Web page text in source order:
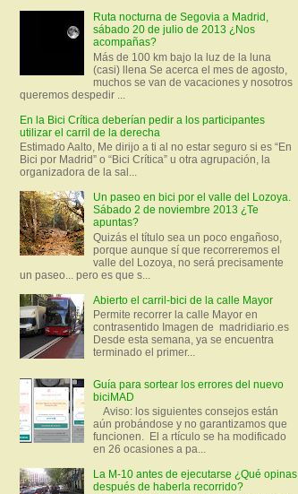
Ruta nocturna de Segovia a Madrid,
sábado 20 de julio de 2013 ¿Nos
acompañas?
Más de 100 km bajo la luz de la luna
(casi) llena Se acerca el mes de agosto,
muchos se van de vacaciones y nosotros
queremos despedir ...
En la Bici Crítica deberían pedir a los participantes
utilizar el carril de la derecha
Estimado Aalto, Me dirijo a ti al no estar seguro si es “En
Bici por Madrid” o “Bici Crítica” u otra agrupación, la
organizadora de la sal...
Un paseo en bici por el valle del Lozoya.
Sábado 2 de noviembre 2013 ¿Te
apuntas?
Quizás el título sea un poco engañoso,
porque aunque sí que recorreremos el
valle del Lozoya, no será precisamente
un paseo... pero es que s...
Abierto el carril-bici de la calle Mayor
Permite recorrer la calle Mayor en
contrasentido Imagen de madridiario.es
Desde esta semana, ya se encuentra
terminado el primer...
Guía para sortear los errores del nuevo
biciMAD
Aviso: los siguientes consejos están
aún probándose y no garantizamos que
funcionen. El a rtículo se ha modificado
en 26 ocasiones a pa...
La M-10 antes de ejecutarse ¿Qué opinas
después de haberla recorrido?